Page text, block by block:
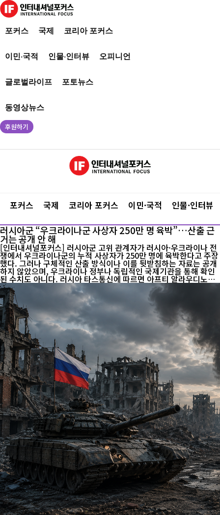
포커스 국제 코리아 포커스
이민·국적 인물·인터뷰 오피니언
글로벌라이프 포토뉴스
동영상뉴스
후원하기
포커스 국제 코리아 포커스 이민·국적 인물·인터뷰
러시아군 “우크라이나군 사상자 250만 명 육박”…산출 근
거는 공개 안 해
[인터내셔널포커스] 러시아군 고위 관계자가 러시아·우크라이나 전
쟁에서 우크라이나군의 누적 사상자가 250만 명에 육박한다고 주장
했다. 그러나 구체적인 산출 방식이나 이를 뒷받침하는 자료는 공개
하지 않았으며, 우크라이나 정부나 독립적인 국제기관을 통해 확인
된 수치도 아니다. 러시아 타스통신에 따르면 아프티 알라우디노프
러시아군 총군사정치국 부국장이자 ‘아흐마트’ 특수부대 지휘관은 7
일 인터뷰에서 “우크라이나군의 손실 규모는 이미 200만 명을 넘어
섰으며 250만 명에 가까워지고 있다”고 주장했다. 알라우디노프는
우크라이나 정부가 전쟁 과정에서 발생한 자국군의 인명 피해를 제
대로 공개하지 않고 있다는 주장도 제기했다. 러시아 측이 우크라이
나군 전사자의 시신을 인도하더라도 충분한 신원 확인과 법의학적
절차가 이뤄지지 않고 있다며, 우크라이나 당국이 실제 피해 규모를
축소하고 있...